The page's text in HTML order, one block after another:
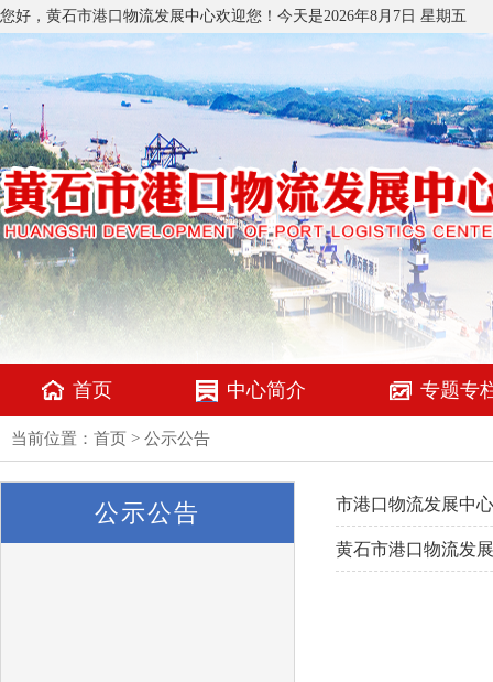
您好，黄石市港口物流发展中心欢迎您！今天是2026年8月7日 星期五
首页 中心简介 专题专
当前位置： 首页 > 公示公告
公示公告 市港口物流发展中
黄石市港口物流发